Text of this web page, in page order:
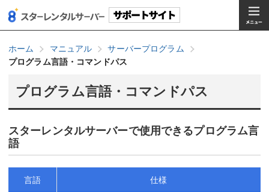
ホーム マニュアル
サーバープログラム
プログラム言語・コマンドパス
プログラム言語・コマンドパス
スターレンタルサーバーで使用できるプログラム言
語
言語 仕様